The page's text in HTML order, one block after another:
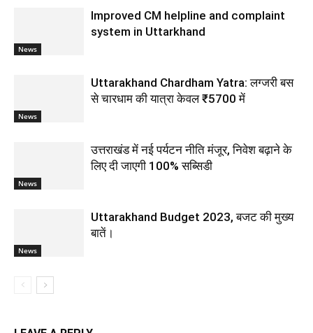
News
Improved CM helpline and complaint
system in Uttarkhand
News
Uttarakhand Chardham Yatra: लग्जरी बस
से चारधाम की यात्रा केवल ₹5700 में
News
उत्तराखंड में नई पर्यटन नीति मंजूर, निवेश बढ़ाने के
लिए दी जाएगी 100% सब्सिडी
News
Uttarakhand Budget 2023, बजट की मुख्य
बातें।